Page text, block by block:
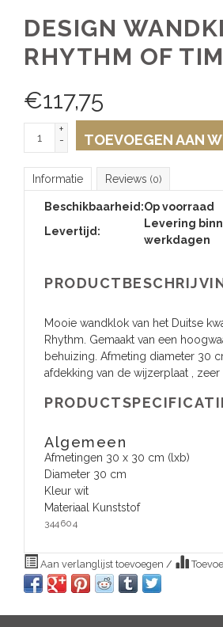
DESIGN
RHYTHM OF
€117,75
+
-
TOEVOEGEN AAN
Informatie Reviews (0)
Beschikbaarheid:Op voorraad
Levertijd:
Levering
werkdagen
Mooie wandklok van het Duitse
Rhythm. Gemaakt van een
behuizing. Afmeting diameter 30
afdekking van de wijzerplaat ,
Algemeen
Afmetingen 30 x 30 cm (lxb)
Diameter 30 cm
Kleur wit
Materiaal Kunststof
344604
Aan verlanglijst toevoegen /